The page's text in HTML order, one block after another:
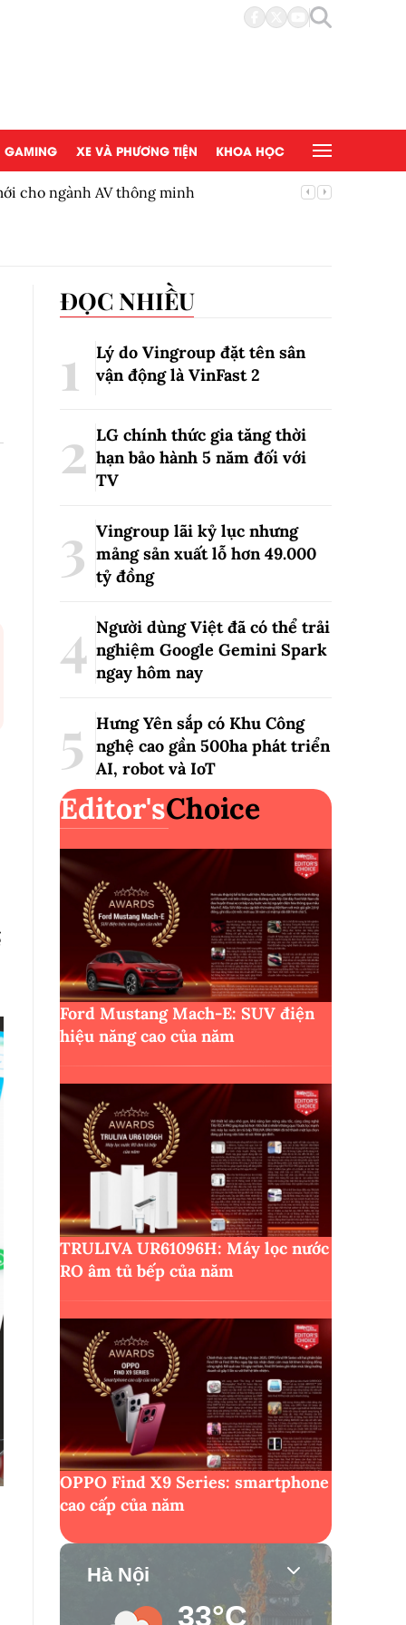
GAMING XE VÀ PHƯƠNG TIỆN KHOA HỌC
cho ngành AV thông minh
ĐỌC NHIỀU
Lý do Vingroup đặt tên sân
vận động là VinFast2
LG chính thức gia tăng thời
hạn bảo hành 5 năm đối với
TV
Vingroup lãi kỷ lục nhưng
mảng sản xuất lỗ hơn 49.000
tỷ đồng
Người dùng Việt đã có thể trải
nghiệm Google Gemini Spark
ngay hôm nay
Hưng Yên sắp có Khu Công
nghệ cao gần 500ha phát triển
AI, robot và IoT
Editor'sChoice
Ford Mustang Mach-E: SUV điện
hiệu năng cao của năm
TRULIVA UR61096H: Máy lọc nước
RO âm tủ bếp của năm
OPPO Find X9 Series: smartphone
cao cấp của năm
Hà Nội
33°C